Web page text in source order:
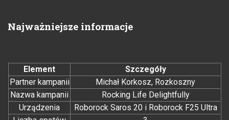
Najważniejsze informacje
Element
Szczegóły
Partner kampanii
Michał Korkosz, Rozkoszny
Nazwa kampanii
Rocking Life Delightfully
Urządzenia
Roborock Saros 20 i Roborock F25 Ultra